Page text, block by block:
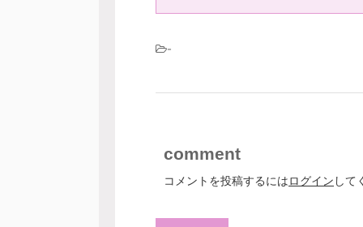
-
comment
コメントを投稿するにはログイン して